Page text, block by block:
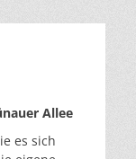
Allee
es sich